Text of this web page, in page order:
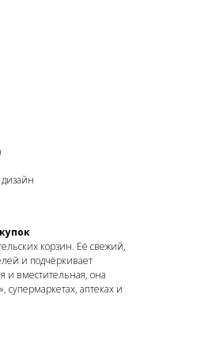
корзин. Её свежий,
и подчёркивает
и вместительная, она
супермаркетах, аптеках и